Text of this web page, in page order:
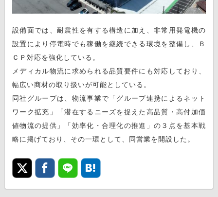
設備面では、耐震性を有する構造に加え、非常用発電機の
設置により停電時でも稼働を継続できる環境を整備し、Ｂ
ＣＰ対応を強化している。
メディカル物流に求められる品質要件にも対応しており、
幅広い商材の取り扱いが可能としている。
同社グループは、物流事業で「グループ連携によるネット
ワーク拡充」「潜在するニーズを捉えた高品質・高付加価
値物流の提供」「効率化・合理化の推進」の３点を基本戦
略に掲げており、その一環として、同営業を開設した。